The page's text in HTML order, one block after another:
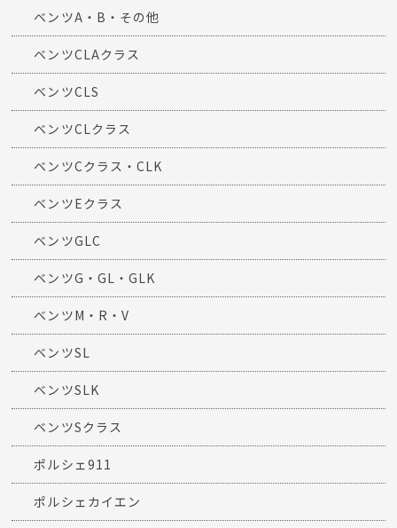
ベンツA・B・その他
ベンツCLAクラス
ベンツCLS
ベンツCLクラス
ベンツCクラス・CLK
ベンツEクラス
ベンツGLC
ベンツG・GL・GLK
ベンツM・R・V
ベンツSL
ベンツSLK
ベンツSクラス
ポルシェ911
ポルシェカイエン